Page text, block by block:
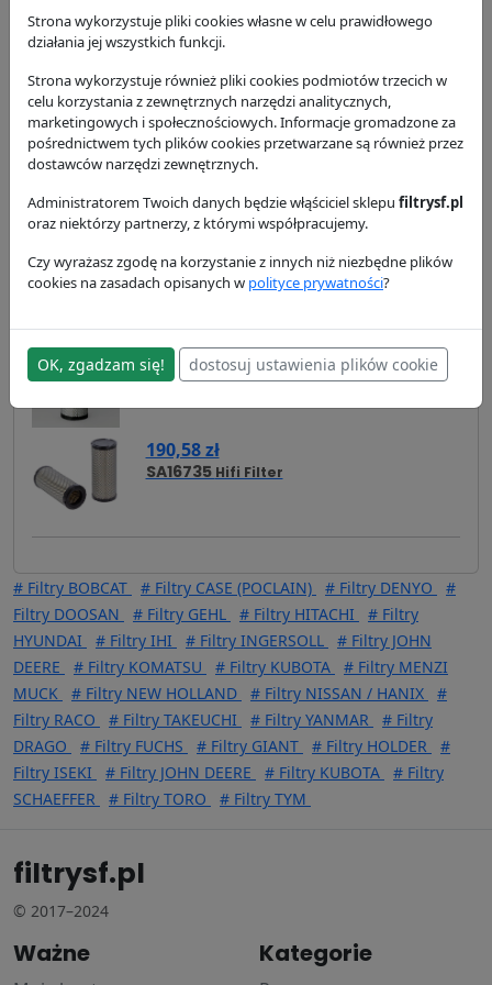
dostępność:w magazynie
wysyłka:24/48 h
Zamienniki Cross Reference
Zastosowanie
Dostawa i płatność
Zamienniki - Filtr powietrza SL5889
66,67 zł
SA16683Hifi Filter
98,82 zł
P827653Donaldson
190,58 zł
SA16735 Hifi Filter
# Filtry BOBCAT # Filtry CASE (POCLAIN) # Filtry DENYO
#
Filtry DOOSAN
# Filtry GEHL # Filtry HITACHI
# Filtry
HYUNDAI
# Filtry IHI # Filtry INGERSOLL
# Filtry JOHN
DEERE
# Filtry KOMATSU # Filtry KUBOTA
# Filtry MENZI
MUCK
# Filtry NEW HOLLAND # Filtry NISSAN / HANIX
#
Filtry RACO
# Filtry TAKEUCHI # Filtry YANMAR
# Filtry
DRAGO
# Filtry FUCHS # Filtry GIANT # Filtry HOLDER
#
Filtry ISEKI
# Filtry JOHN DEERE # Filtry KUBOTA
# Filtry
SCHAEFFER
# Filtry TORO # Filtry TYM
filtrysf.pl
© 2017–2024
Ważne Kategorie
Strona wykorzystuje pliki cookies własne w celu prawidłowego
działania jej wszystkich funkcji.
Strona wykorzystuje również pliki cookies podmiotów trzecich w
celu korzystania z zewnętrznych narzędzi analitycznych,
marketingowych i społecznościowych. Informacje gromadzone za
pośrednictwem tych plików cookies przetwarzane są również przez
dostawców narzędzi zewnętrznych.
Administratorem Twoich danych będzie włąściciel sklepu filtrysf.pl
oraz niektórzy partnerzy, z którymi współpracujemy.
Czy wyrażasz zgodę na korzystanie z innych niż niezbędne plików
cookies na zasadach opisanych w polityce prywatności?
OK, zgadzam się! dostosuj ustawienia plików cookie